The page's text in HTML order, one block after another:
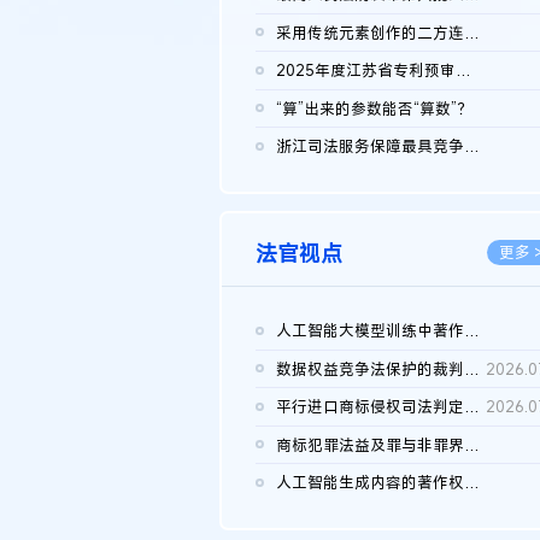
采用传统元素创作的二方连续装饰图案作品的独创性及侵权对比认定
2025年度江苏省专利预审典型案例
“算”出来的参数能否“算数”？
浙江司法服务保障最具竞争力营商环境建设典型案例（第二批）含侵...
法官视点 更多
人工智能大模型训练中著作权的合理使用
数据权益竞争法保护的裁判路径构建
平行进口商标侵权司法判定规则的困境与纾解
商标犯罪法益及罪与非罪界限研究
人工智能生成内容的著作权司法认定：演进逻辑、现实困境与规则建...